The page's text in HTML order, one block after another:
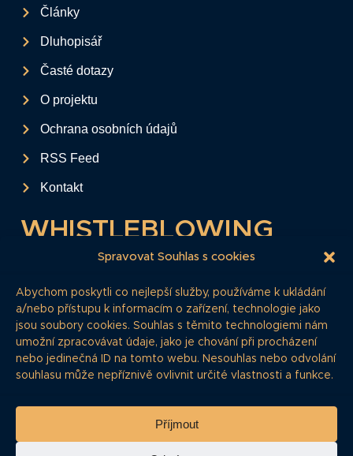
Spravovat Souhlas s cookies
Abychom poskytli co nejlepší služby, používáme k ukládání
a/nebo přístupu k informacím o zařízení, technologie jako
jsou soubory cookies. Souhlas s těmito technologiemi nám
umožní zpracovávat údaje, jako je chování při procházení
nebo jedinečná ID na tomto webu. Nesouhlas nebo odvolání
souhlasu může nepříznivě ovlivnit určité vlastnosti a funkce.
Příjmout
Články
Dluhopisář
Časté dotazy
O projektu
Ochrana osobních údajů
RSS Feed
Kontakt
WHISTLEBLOWING
Tento formulář slouží k anonymnímu zaslání
dluhopisům.
Pokud si myslíte, že máte informace, o
kterých by redakce měla vědět, zde nám je
můžete poskytnout.